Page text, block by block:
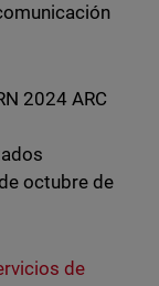
2024 ARC
octubre de
de